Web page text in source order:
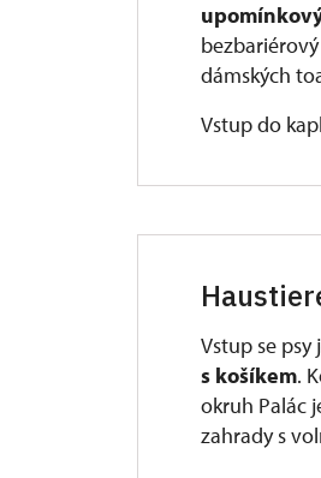
dámských
Vstup do
Vstup se
s košíkem.
okruh Palác
zahrady s